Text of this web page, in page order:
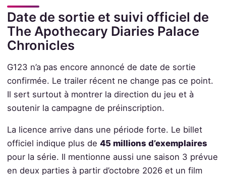
Date de sortie et suivi officiel de
The Apothecary Diaries Palace
Chronicles
G123 n’a pas encore annoncé de date de sortie
confirmée. Le trailer récent ne change pas ce point.
Il sert surtout à montrer la direction du jeu et à
soutenir la campagne de préinscription.
La licence arrive dans une période forte. Le billet
officiel indique plus de 45 millions d’exemplaires
pour la série. Il mentionne aussi une saison 3 prévue
en deux parties à partir d’octobre 2026 et un film